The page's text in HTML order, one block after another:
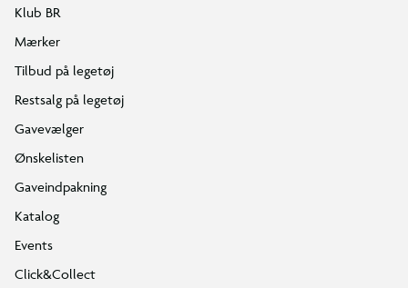
Klub BR
Mærker
Tilbud på legetøj
Restsalg på legetøj
Gavevælger
Ønskelisten
Gaveindpakning
Katalog
Events
Click&Collect